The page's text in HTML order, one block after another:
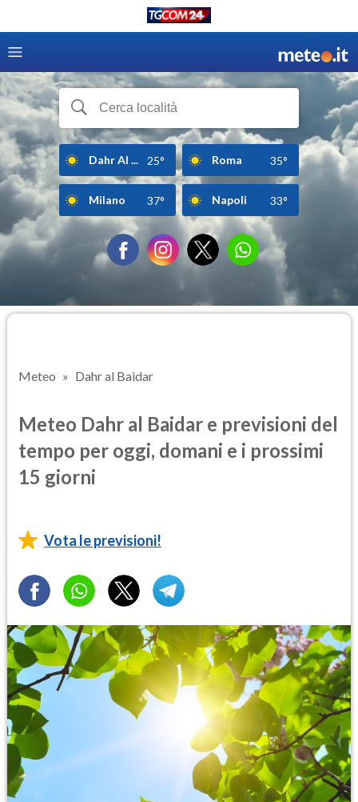
Dahr Al ... 25° Roma 35°
Milano 37° Napoli 33°
Meteo Dahr al Baidar
Meteo Dahr al Baidar e previsioni del
tempo per oggi, domani e i prossimi
15 giorni
Vota le previsioni!